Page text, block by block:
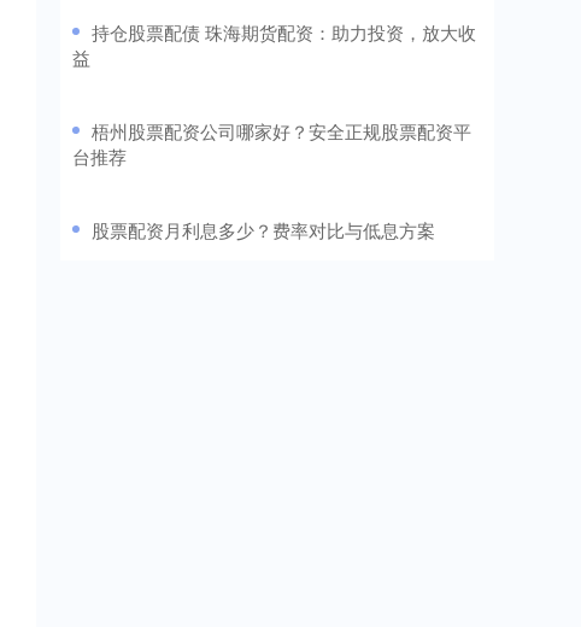
​持仓股票配债 珠海期货配资：助力投资，放大收
益
​梧州股票配资公司哪家好？安全正规股票配资平
台推荐
​股票配资月利息多少？费率对比与低息方案